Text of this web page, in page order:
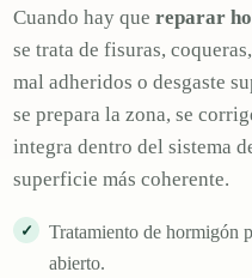
Cuando hay que reparar
se trata de fisuras,
mal adheridos o desgaste
se prepara la zona, se
integra dentro del sistema
superficie más coherente.
Tratamiento de hormigón
abierto.